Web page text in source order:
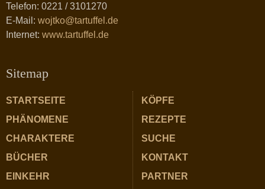
Telefon: 0221 / 3101270
E-Mail: wojtko@tartuffel.de
Internet: www.tartuffel.de
Sitemap
STARTSEITE
PHÄNOMENE
CHARAKTERE
BÜCHER
EINKEHR
KÖPFE
REZEPTE
SUCHE
KONTAKT
PARTNER